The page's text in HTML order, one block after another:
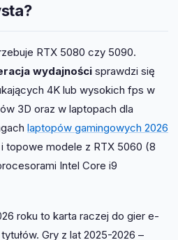
RTX 5080 czy 5090.
wydajności sprawdzi się
4K lub wysokich fps w
3D oraz w laptopach dla
laptopów gamingowych 2026
i topowe modele z RTX 5060 (8
Intel Core i9
roku to karta raczej do gier e-
Gry z lat 2025-2026 –